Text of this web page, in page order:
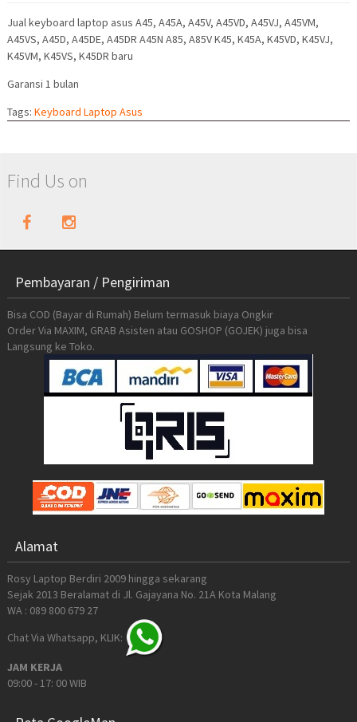
Jual keyboard laptop asus A45, A45A, A45V, A45VD, A45VJ, A45VM,
A45VS, A45D, A45DE, A45DR A45N A85, A85V K45, K45A, K45VD, K45VJ,
K45VM, K45VS, K45DR baru
Garansi 1 bulan
Tags: Keyboard Laptop Asus
Find Us on
Pembayaran / Pengiriman
Bisa COD (Bayar di Rumah) Belum termasuk biaya Ongkir
Order Via MAXIM, GRAB Asisten atau GOSHOP (GOJEK) juga bisa
Langsung ke Toko.
Alamat
Rosy Laptop Berdiri 2009 hingga sekarang
Sejak 2013 Beralamat di Jl. Gajayana No. 21A Kota Malang
WA : 089 800 679 27
Chat Via Whatsapp, KLIK:
JAM KERJA
09:00 - 17: 00 WIB